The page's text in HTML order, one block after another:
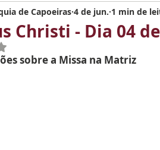
Christi - Dia 04
de Capoeiras 4 de jun. 1 min de
com NaN de 5 estrelas.
sobre a Missa na Matriz